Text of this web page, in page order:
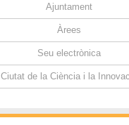
Ajuntament
Àrees
Seu electrònica
Ciutat de la Ciència i la